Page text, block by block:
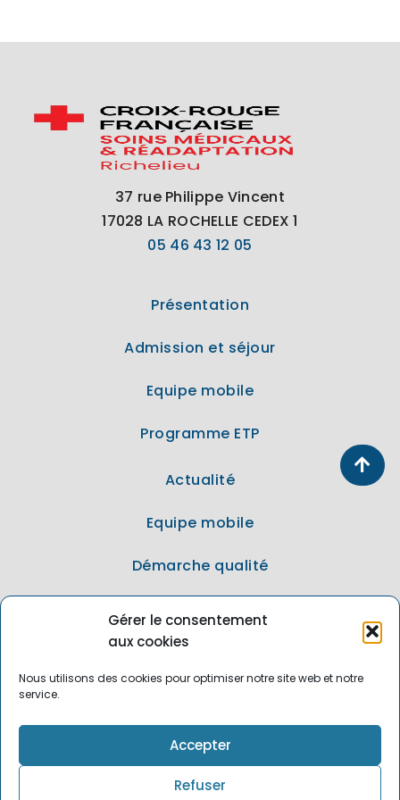
Gérer le consentement
aux cookies
Nous utilisons des cookies pour optimiser notre site web et notre
service.
Accepter
Refuser
37 rue Philippe Vincent
17028 LA ROCHELLE CEDEX 1
05 46 43 12 05
Présentation
Admission et séjour
Equipe mobile
Programme ETP
Actualité
Equipe mobile
Démarche qualité
La Croix Rouge